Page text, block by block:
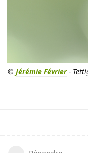
© Jérémie Février-